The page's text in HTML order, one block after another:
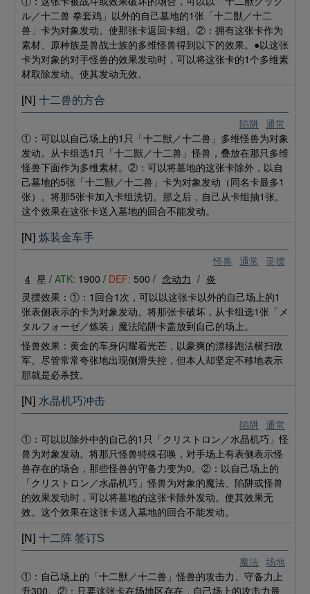
ル／十二兽 拳套鸡」以外的自己墓地的1张「十二獣／十二
兽」卡为对象发动。使那张卡返回卡组。②：拥有这张卡作为
素材、原种族是兽战士族的多维怪兽得到以下的效果。●以这张
卡为对象的对手怪兽的效果发动时，可以将这张卡的1个多维素
材取除发动。使其发动无效。
陷阱 通常
[N] 十二兽的方合
①：可以以自己场上的1只「十二獣／十二兽」多维怪兽为对象
发动。从卡组选1只「十二獣／十二兽」怪兽，叠放在那只多维
怪兽下面作为多维素材。②：可以将墓地的这张卡除外，以自
己墓地的5张「十二獣／十二兽」卡为对象发动（同名卡最多1
张）。将那5张卡加入卡组洗切。那之后，自己从卡组抽1张。
这个效果在这张卡送入墓地的回合不能发动。
怪兽 通常 灵摆
[N] 炼装金车手
4 星 / ATK: 1900 / DEF: 500 / 念动力 / 炎
灵摆效果：①：1回合1次，可以以这张卡以外的自己场上的1
张表侧表示的卡为对象发动。将那张卡破坏，从卡组选1张「メ
タルフォーゼ／炼装」魔法陷阱卡盖放到自己的场上。
怪兽效果：黄金的车身闪耀着光芒，以豪爽的漂移跑法横扫敌
军。尽管常常夸张地出现侧滑失控，但本人却坚定不移地表示
那就是必杀技。
陷阱 通常
[N] 水晶机巧冲击
①：可以以除外中的自己的1只「クリストロン／水晶机巧」怪
兽为对象发动。将那只怪兽特殊召唤，对手场上有表侧表示怪
兽存在的场合，那些怪兽的守备力变为0。②：以自己场上的
「クリストロン／水晶机巧」怪兽为对象的魔法、陷阱或怪兽
的效果发动时，可以将墓地的这张卡除外发动。使其效果无
效。这个效果在这张卡送入墓地的回合不能发动。
魔法 场地
[N] 十二阵 签订S
①：自己场上的「十二獣／十二兽」怪兽的攻击力、守备力上
升300。②：只要这张卡在场地区存在，自己场上的攻击力最